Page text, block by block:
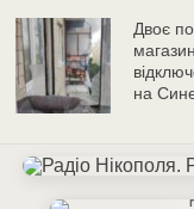
Двоє
на